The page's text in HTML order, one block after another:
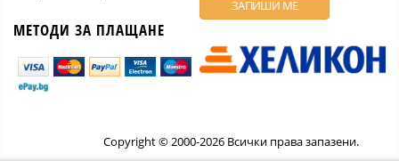
МЕТОДИ ЗА ПЛАЩАНЕ
Copyright © 2000-2026 Всички права запазени.